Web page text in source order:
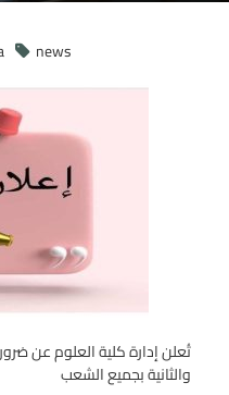
news
تُعلن إدارة كلية العلوم عن
والثانية بجميع الشعب